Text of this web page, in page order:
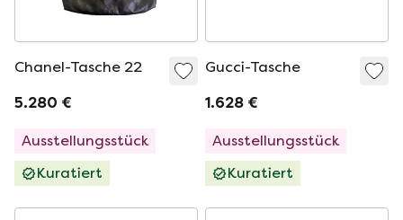
Chanel-Tasche 22
5.280 €
Ausstellungsstück
Kuratiert
Gucci-Tasche
1.628 €
Ausstellungsstück
Kuratiert